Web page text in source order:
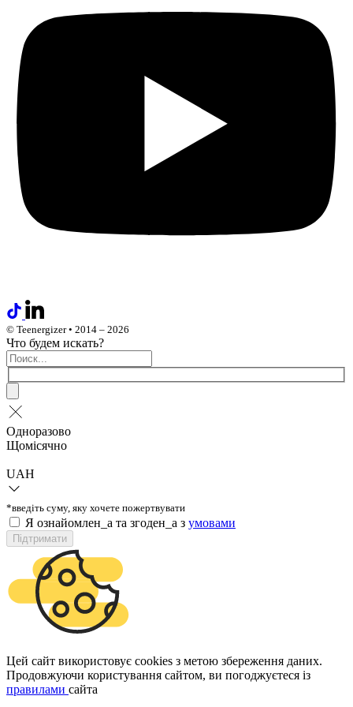
© Teenergizer • 2014 – 2026
Что будем искать?
Одноразово
Щомісячно
UAH
*введіть суму, яку хочете пожертвувати
Я ознайомлен_а та згоден_а з умовами
Підтримати
Цей сайт використовує cookies з метою збереження даних.
Продовжуючи користування сайтом, ви погоджуєтеся із
правилами сайта